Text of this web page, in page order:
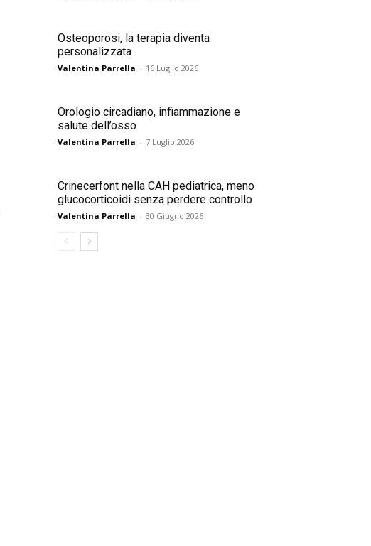
Osteoporosi, la terapia diventa
personalizzata
Valentina Parrella - 16 Luglio 2026
Orologio circadiano, infiammazione e
salute dell’osso
Valentina Parrella - 7 Luglio 2026
Crinecerfont nella CAH pediatrica, meno
glucocorticoidi senza perdere controllo
Valentina Parrella - 30 Giugno 2026